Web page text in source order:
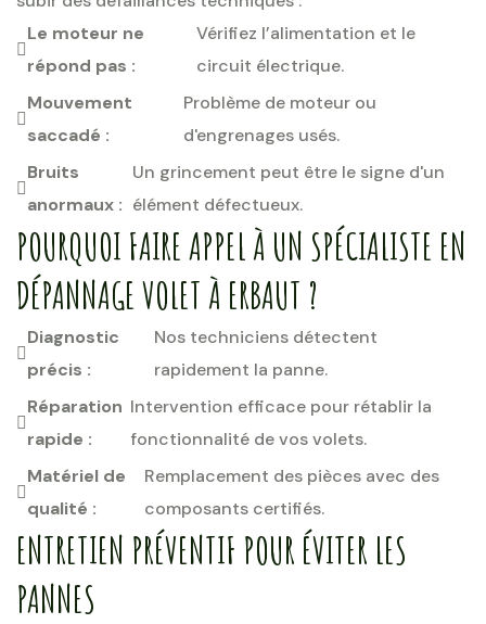
Le moteur ne
répond pas :
Vérifiez l’alimentation et le
circuit électrique.
Mouvement
saccadé :
Problème de moteur ou
d'engrenages usés.
Bruits
anormaux :
Un grincement peut être le signe d'un
élément défectueux.
POURQUOI FAIRE APPEL À UN SPÉCIALISTE EN
DÉPANNAGE VOLET À ERBAUT ?
Diagnostic
précis :
Nos techniciens détectent
rapidement la panne.
Réparation
rapide :
Intervention efficace pour rétablir la
fonctionnalité de vos volets.
Matériel de
qualité :
Remplacement des pièces avec des
composants certifiés.
ENTRETIEN PRÉVENTIF POUR ÉVITER LES
PANNES